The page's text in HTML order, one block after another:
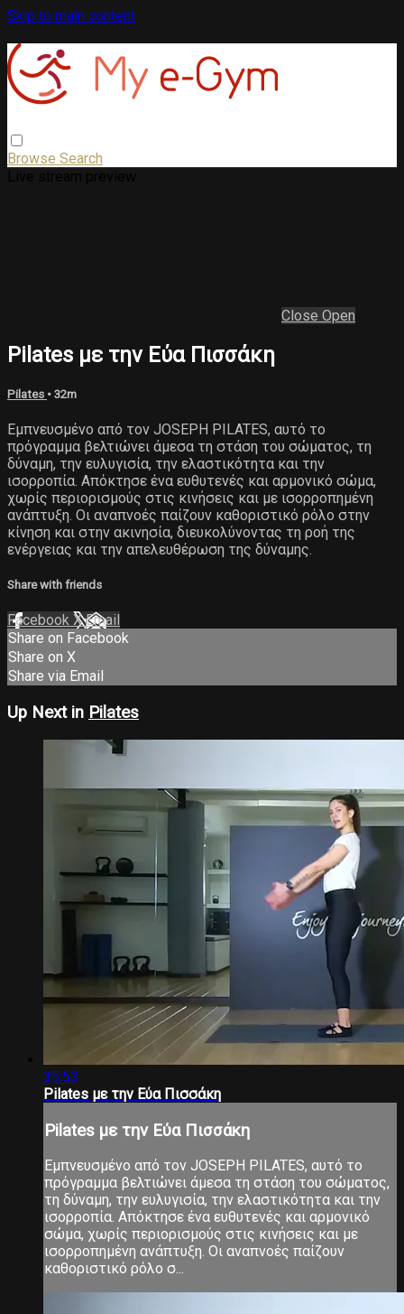
Skip to main content
Browse Search
Close Open
Pilates με την Εύα Πισσάκη
Pilates • 32m
Εμπνευσμένο από τον JOSEPH PILATES, αυτό το
πρόγραμμα βελτιώνει άμεσα τη στάση του σώματος, τη
δύναμη, την ευλυγισία, την ελαστικότητα και την
ισορροπία. Απόκτησε ένα ευθυτενές και αρμονικό σώμα,
χωρίς περιορισμούς στις κινήσεις και με ισορροπημένη
ανάπτυξη. Οι αναπνοές παίζουν καθοριστικό ρόλο στην
κίνηση και στην ακινησία, διευκολύνοντας τη ροή της
ενέργειας και την απελευθέρωση της δύναμης.
Share with friends
Facebook XEmail
Share on Facebook
Share on X
Share via Email
Up Next in Pilates
35:53
Pilates με την Εύα Πισσάκη
Pilates με την Εύα Πισσάκη
Εμπνευσμένο από τον JOSEPH PILATES, αυτό το
πρόγραμμα βελτιώνει άμεσα τη στάση του σώματος,
τη δύναμη, την ευλυγισία, την ελαστικότητα και την
ισορροπία. Απόκτησε ένα ευθυτενές και αρμονικό
σώμα, χωρίς περιορισμούς στις κινήσεις και με
ισορροπημένη ανάπτυξη. Οι αναπνοές παίζουν
καθοριστικό ρόλο σ...